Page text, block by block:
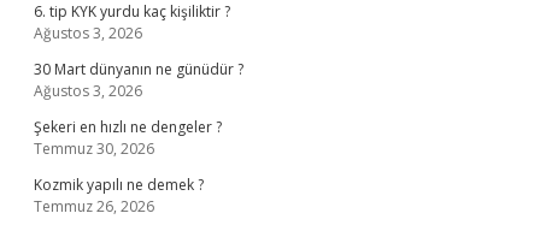
6. tip KYK yurdu kaç kişiliktir ?
Ağustos 3, 2026
30 Mart dünyanın ne günüdür ?
Ağustos 3, 2026
Şekeri en hızlı ne dengeler ?
Temmuz 30, 2026
Kozmik yapılı ne demek ?
Temmuz 26, 2026